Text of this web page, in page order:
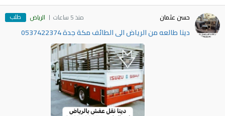
حسن عثمان منذ 5 ساعات الرياض طلب
دينا طالعه من الرياض الى الطائف مكة جدة 0537422374